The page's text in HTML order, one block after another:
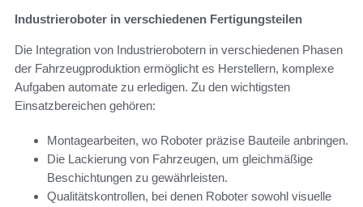
Industrieroboter in verschiedenen Fertigungsteilen
Die Integration von Industrierobotern in verschiedenen Phasen
der Fahrzeugproduktion ermöglicht es Herstellern, komplexe
Aufgaben automate zu erledigen. Zu den wichtigsten
Einsatzbereichen gehören:
Montagearbeiten, wo Roboter präzise Bauteile anbringen.
Die Lackierung von Fahrzeugen, um gleichmäßige
Beschichtungen zu gewährleisten.
Qualitätskontrollen, bei denen Roboter sowohl visuelle